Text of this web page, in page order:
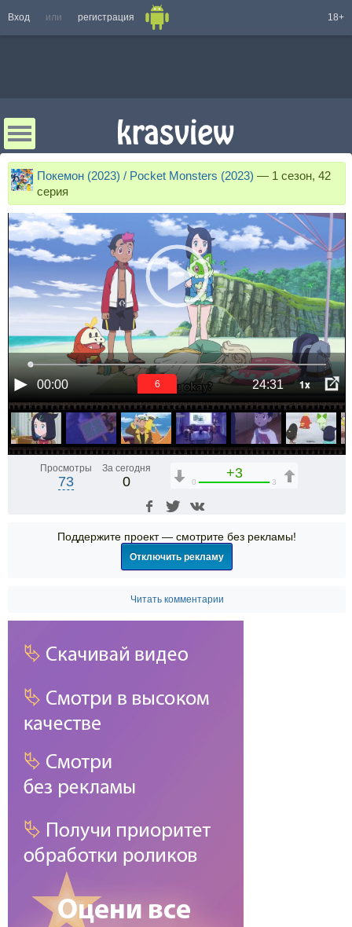
Вход или регистрация 18+
Покемон (2023) / Pocket Monsters (2023) — 1 сезон, 42
серия
00:00 24:31 1x
6
Просмотры
73
За сегодня
0
+3
0 3
Поддержите проект — смотрите без рекламы!
Отключить рекламу
Читать комментарии